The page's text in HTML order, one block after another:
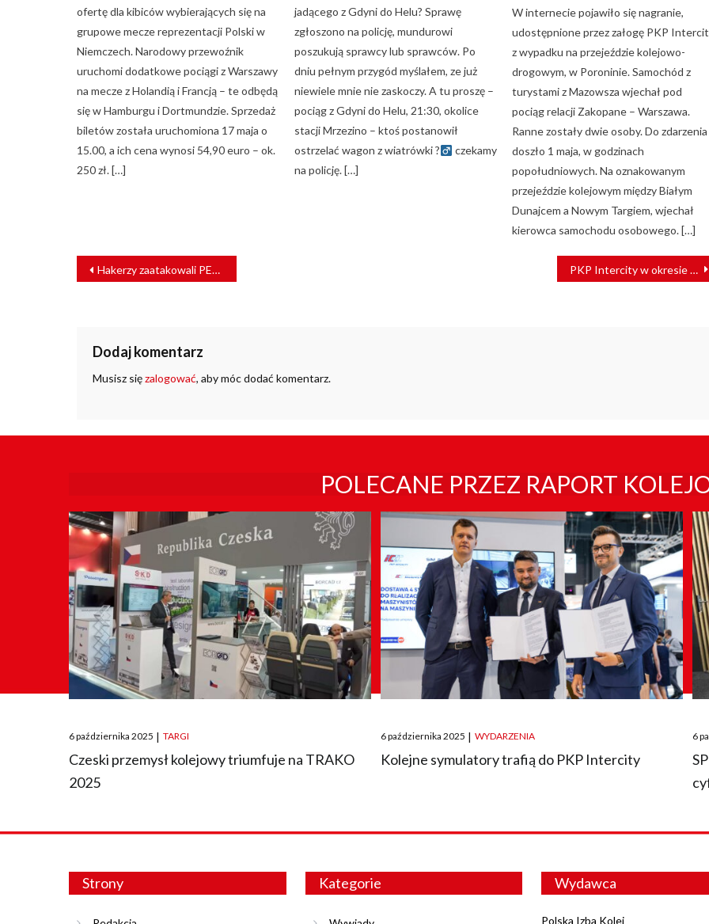
ofertę dla kibiców wybierających się na
grupowe mecze reprezentacji Polski w
Niemczech. Narodowy przewoźnik
uruchomi dodatkowe pociągi z Warszawy
na mecze z Holandią i Francją – te odbędą
się w Hamburgu i Dortmundzie. Sprzedaż
biletów została uruchomiona 17 maja o
15.00, a ich cena wynosi 54,90 euro – ok.
250 zł. […]
jadącego z Gdyni do Helu? Sprawę
zgłoszono na policję, mundurowi
poszukują sprawcy lub sprawców. Po
dniu pełnym przygód myślałem, ze już
niewiele mnie nie zaskoczy. A tu proszę –
pociąg z Gdyni do Helu, 21:30, okolice
stacji Mrzezino – ktoś postanowił
ostrzelać wagon z wiatrówki ?‍
czekamy
na policję. […]
W internecie pojawiło się nagranie,
udostępnione przez załogę PKP
z wypadku na przejeździe kolejowo-
drogowym, w Poroninie. Samochód z
turystami z Mazowsza wjechał pod
pociąg relacji Zakopane – Warszawa.
Ranne zostały dwie osoby. Do zdarzenia
doszło 1 maja, w godzinach
popołudniowych. Na oznakowanym
przejeździe kolejowym między Białym
Dunajcem a Nowym Targiem, wjechał
kierowca samochodu osobowego. […]
NAWIGACJA
WPISU
Hakerzy zaatakowali PESA Bydgoszcz PKP Intercity w okresie świątecznym wydłuża trasy 7 pociągów
Dodaj komentarz
Musisz sięzalogować, aby móc dodać komentarz.
POLECANE PRZEZ RAPORT
Posted
on
6 października 2025 | TARGI
Czeski przemysł kolejowy triumfuje na TRAKO
2025
Posted
on
6 października 2025 | WYDARZENIA
Kolejne symulatory trafią do PKP Intercity
on
6
Strony Kategorie Wydawca
Polska Izba Kolei